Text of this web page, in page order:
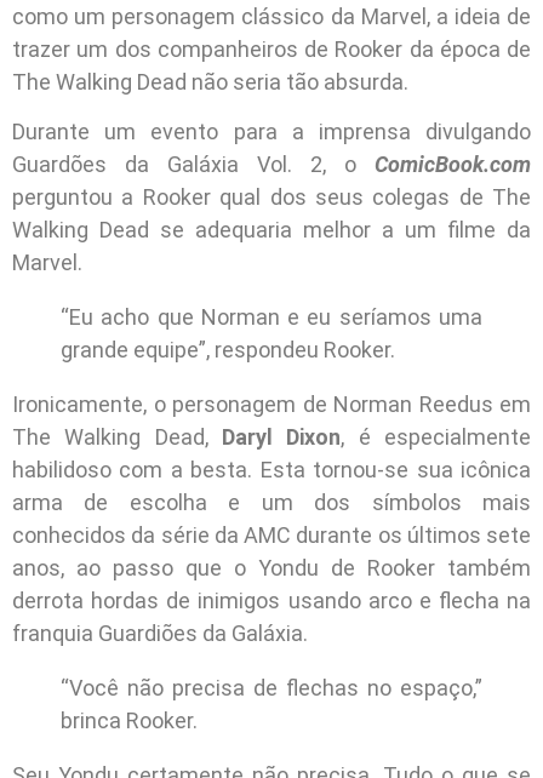
como um personagem clássico da Marvel, a ideia de
trazer um dos companheiros de Rooker da época de
The Walking Dead não seria tão absurda.
Durante um evento para a imprensa divulgando
Guardões da Galáxia Vol. 2, o ComicBook.com
perguntou a Rooker qual dos seus colegas de The
Walking Dead se adequaria melhor a um filme da
Marvel.
“Eu acho que Norman e eu seríamos uma
grande equipe”, respondeu Rooker.
Ironicamente, o personagem de Norman Reedus em
The Walking Dead, Daryl Dixon, é especialmente
habilidoso com a besta. Esta tornou-se sua icônica
arma de escolha e um dos símbolos mais
conhecidos da série da AMC durante os últimos sete
anos, ao passo que o Yondu de Rooker também
derrota hordas de inimigos usando arco e flecha na
franquia Guardiões da Galáxia.
“Você não precisa de flechas no espaço,”
brinca Rooker.